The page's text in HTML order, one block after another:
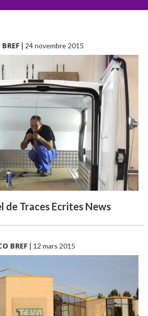
| 24 novembre 2015
de Traces Ecrites News
BREF | 12 mars 2015